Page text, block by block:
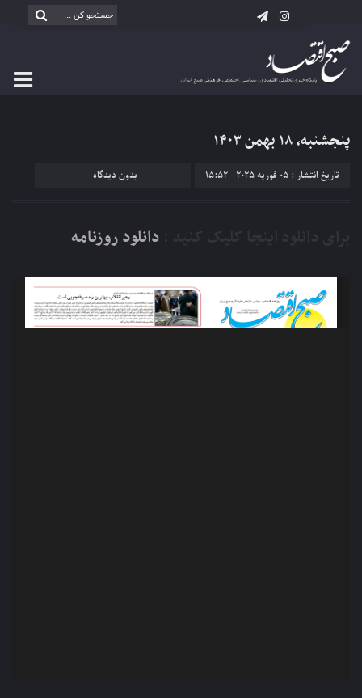
پنجشنبه، ۱۸ بهمن ۱۴۰۳
تاریخ انتشار : 05 فوریه 2025 - 15:52 بدون دیدگاه
دانلود روزنامه